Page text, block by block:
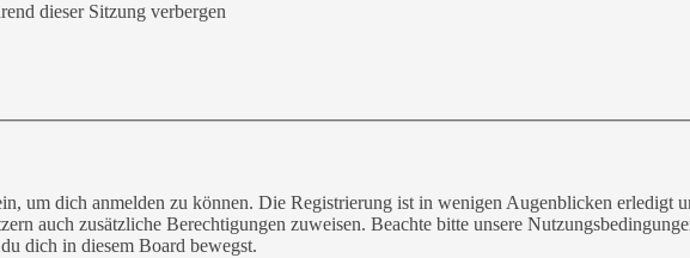
dieser Sitzung verbergen
um dich anmelden zu können. Die Registrierung ist in wenigen Augenblicken
auch zusätzliche Berechtigungen zuweisen. Beachte bitte unsere
dich in diesem Board bewegst.